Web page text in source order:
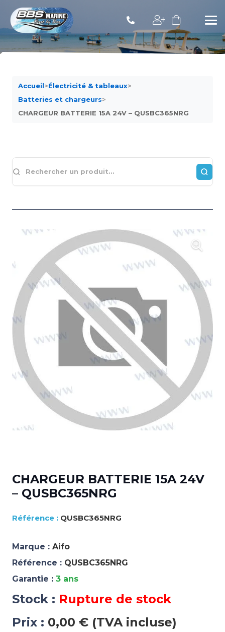
Accueil>Électricité & tableaux>
Batteries et chargeurs>
CHARGEUR BATTERIE 15A 24V – QUSBC365NRG
CHARGEUR BATTERIE 15A 24V
– QUSBC365NRG
QUSBC365NRG
Marque : Aifo
Référence : QUSBC365NRG
Garantie : 3 ans
Stock : Rupture de stock
Prix : 0,00 € (TVA incluse)